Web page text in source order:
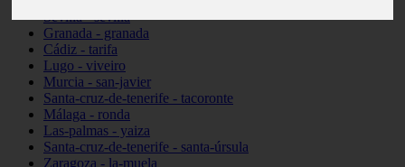
Sevilla - sevilla
Granada - granada
Cádiz - tarifa
Lugo - viveiro
Murcia - san-javier
Santa-cruz-de-tenerife - tacoronte
Málaga - ronda
Las-palmas - yaiza
Santa-cruz-de-tenerife - santa-úrsula
Zaragoza - la-muela